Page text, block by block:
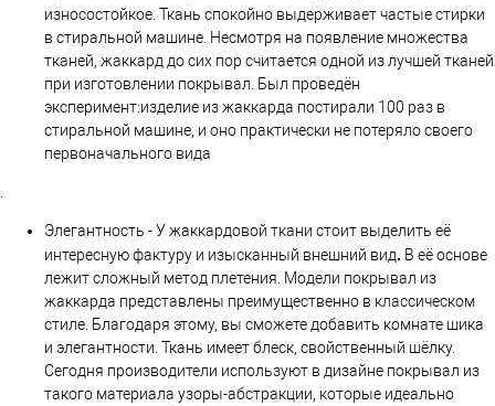
износостойкое. Ткань спокойно выдерживает частые стирки
в стиральной машине. Несмотря на появление множества
тканей, жаккард до сих пор считается одной из лучшей тканей
при изготовлении покрывал. Был проведён
эксперимент:изделие из жаккарда постирали 100 раз в
стиральной машине, и оно практически не потеряло своего
первоначального вида
Элегантность - У жаккардовой ткани стоит выделить её
интересную фактуру и изысканный внешний вид. В её основе
лежит сложный метод плетения. Модели покрывал из
жаккарда представлены преимущественно в классическом
стиле. Благодаря этому, вы сможете добавить комнате шика
и элегантности. Ткань имеет блеск, свойственный шёлку.
Сегодня производители используют в дизайне покрывал из
такого материала узоры-абстракции, которые идеально